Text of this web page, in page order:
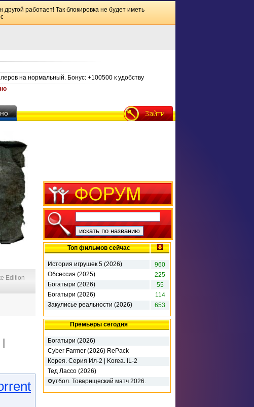
другой работает! Так блокировка не будет иметь
на нормальный. Бонус: +100500 к удобству
Edition
Топ фильмов сейчас
История игрушек 5 (2026)
960
Обсессия (2025)
225
Богатыри (2026)
55
Богатыри (2026)
114
Закулисье реальности (2026)
653
Премьеры сегодня
Богатыри (2026)
Cyber Farmer (2026) RePack
Корея. Серия Ил-2 | Korea. IL-2
Series - Deluxe Edition (2026)
Тед Лассо (2026)
Футбол. Товарищеский матч 2026.